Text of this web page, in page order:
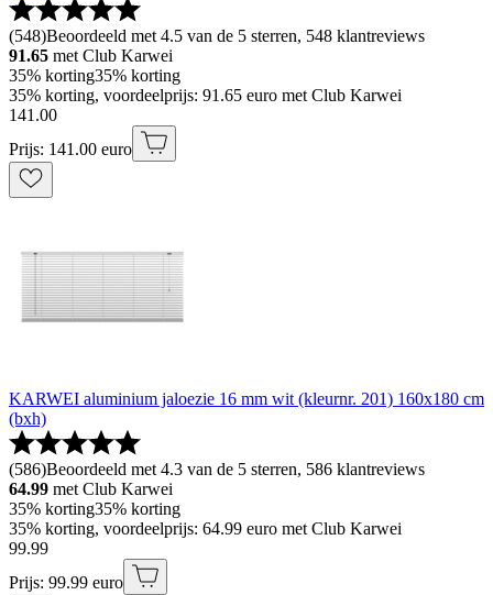
(548)Beoordeeld met 4.5 van de 5 sterren, 548 klantreviews
91.65 met Club Karwei
35% korting35% korting
35% korting, voordeelprijs: 91.65 euro met Club Karwei
141.00
Prijs: 141.00 euro
KARWEI aluminium jaloezie 16 mm wit (kleurnr. 201) 160x180 cm
(bxh)
(586)Beoordeeld met 4.3 van de 5 sterren, 586 klantreviews
64.99 met Club Karwei
35% korting35% korting
35% korting, voordeelprijs: 64.99 euro met Club Karwei
99.99
Prijs: 99.99 euro